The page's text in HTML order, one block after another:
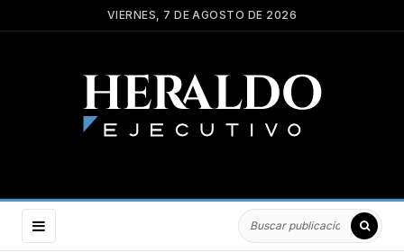
VIERNES, 7 DE AGOSTO DE 2026